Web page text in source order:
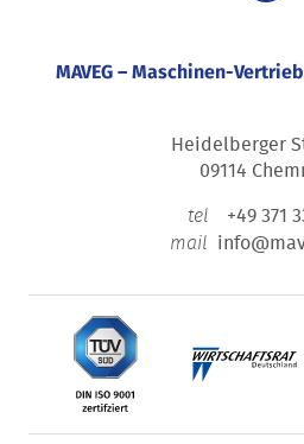
MAVEG – Maschinen-
Heidelberger
09114
tel +49 371
mail